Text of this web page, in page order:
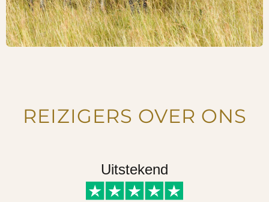
REIZIGERS OVER ONS
Uitstekend